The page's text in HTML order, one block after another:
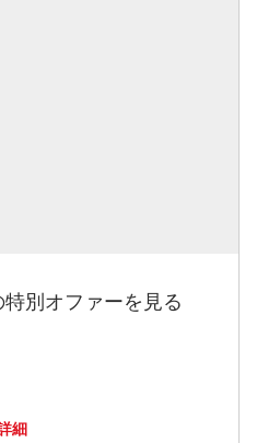
別オファーを見る
細